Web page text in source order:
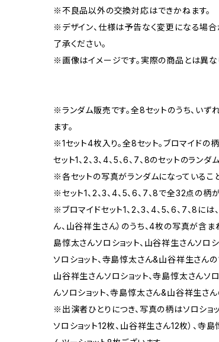
※不良品以外の交換対応はできかねます。
※デザイン、仕様は予告なく変更になる場合
了承ください。
※画像はイメージです。実際の商品とは異な
※ランダム販売です。全8セットのうち、いず
ます。
※1セット4枚入り。全8セット。ブロマイドの
セット1、2、3、4、5、6、7、8のセットのランダ
※各セットの写真がランダムになっているこ
※セット1、2、3、4、5、6、7、8で全32点の柄
※ブロマイドセット1、2、3、4、5、6、7、8に
ん、山谷祥生さん）のうち、4枚の写真が含ま
島惇太さんソロショット、山谷祥生さんソロ
ソロショット、寺島惇太さん&山谷祥生さんの
山谷祥生さんソロショット、寺島惇太さんソ
んソロショット、寺島惇太さん&山谷祥生さん
※出演者ひとりにつき、写真の柄はソロショ
ソロショット12枚、山谷祥生さん12枚）、寺